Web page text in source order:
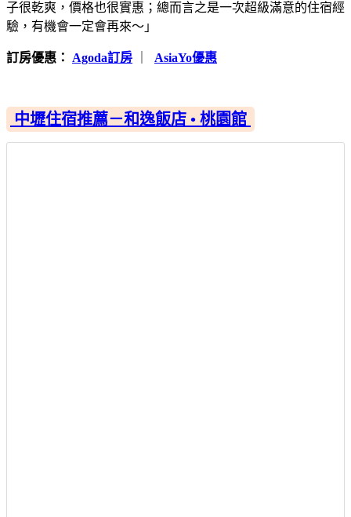
子很乾爽，價格也很實惠；總而言之是一次超級滿意的住宿經
驗，有機會一定會再來～」
訂房優惠： Agoda訂房 AsiaYo優惠
中壢住宿推薦－和逸飯店 • 桃園館